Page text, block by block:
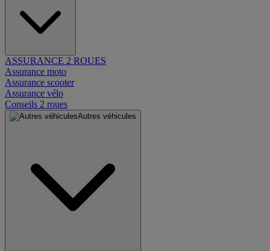
ASSURANCE 2 ROUES
Assurance moto
Assurance scooter
Assurance vélo
Conseils 2 roues
Autres véhicules